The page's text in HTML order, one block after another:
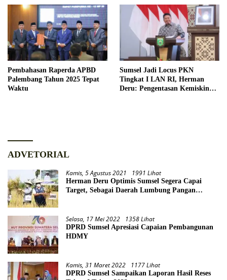
Pembahasan Raperda APBD
Palembang Tahun 2025 Tepat
Waktu
Sumsel Jadi Locus PKN
Tingkat I LAN RI, Herman
Deru: Pengentasan Kemiskinan
ADVETORIAL
Kamis, 5 Agustus 2021 1991 Lihat
Herman Deru Optimis Sumsel Segera Capai
Target, Sebagai Daerah Lumbung Pangan
Selasa, 17 Mei 2022 1358 Lihat
DPRD Sumsel Apresiasi Capaian Pembangunan
HDMY
Kamis, 31 Maret 2022 1177 Lihat
DPRD Sumsel Sampaikan Laporan Hasil Reses